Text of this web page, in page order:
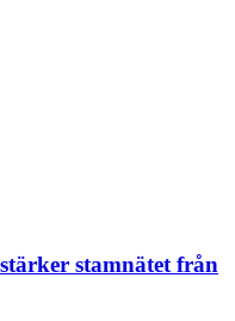
stamnätet från